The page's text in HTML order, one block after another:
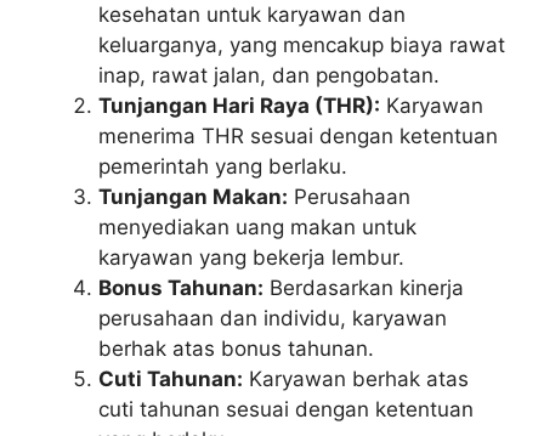
kesehatan untuk karyawan dan
keluarganya, yang mencakup biaya rawat
inap, rawat jalan, dan pengobatan.
Tunjangan Hari Raya (THR): Karyawan
menerima THR sesuai dengan ketentuan
pemerintah yang berlaku.
Tunjangan Makan: Perusahaan
menyediakan uang makan untuk
karyawan yang bekerja lembur.
Bonus Tahunan: Berdasarkan kinerja
perusahaan dan individu, karyawan
berhak atas bonus tahunan.
Cuti Tahunan: Karyawan berhak atas
cuti tahunan sesuai dengan ketentuan